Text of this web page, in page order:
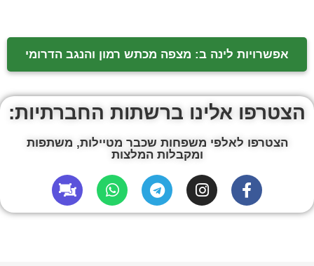
אפשרויות לינה ב: מצפה מכתש רמון והנגב הדרומי
הצטרפו אלינו ברשתות החברתיות:
הצטרפו לאלפי משפחות שכבר מטיילות, משתפות
ומקבלות המלצות